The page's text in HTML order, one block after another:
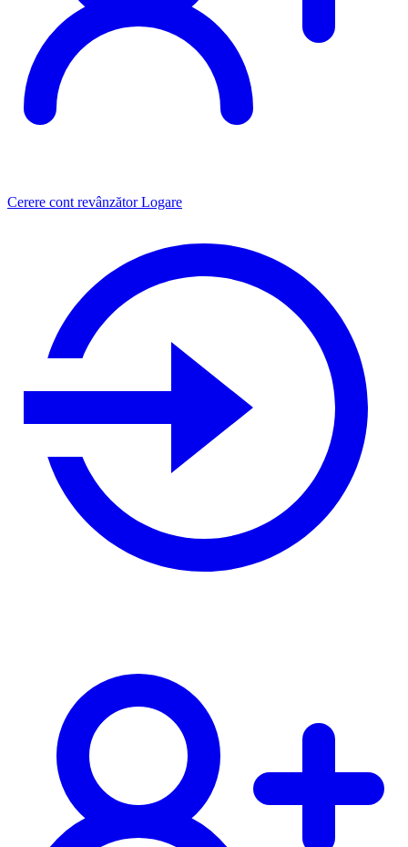
Cerere cont revânzător Logare